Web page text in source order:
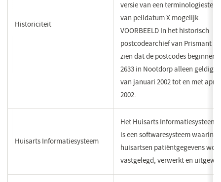
​Historiciteit
versie van een
van peildatum X mogelijk.
VOORBEELD In het historisch
postcodearchief van Prismant is
zien dat de postcodes
2633 in Nootdorp alleen geldig
van januari 2002 tot en met april
2002.
​Huisarts Informatiesysteem
​Het Huisarts Informatiesysteem
is een softwaresysteem waarin
huisartsen patiëntgegevens
vastgelegd, verwerkt en